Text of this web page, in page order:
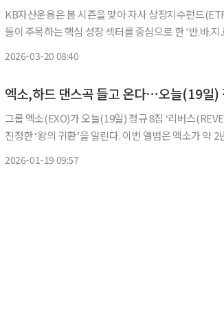
KB자산운용은 봄 시즌을 맞아 자사 상장지수펀드
들이 주목하는 핵심 성장 섹터를 중심으로 한 '반.바.
2026-03-20 08:40
엑소,하드 댄스곡 들고 온다⋯오늘(19일)
그룹 엑소(EXO)가 오늘(19일) 정규 8집 ‘리버스
진정한 ‘왕의 귀환’을 알린다. 이번 앨범은 엑소가 약 2년 6개월 만에 새롭게 발표하는 앨범으
2026-01-19 09:57